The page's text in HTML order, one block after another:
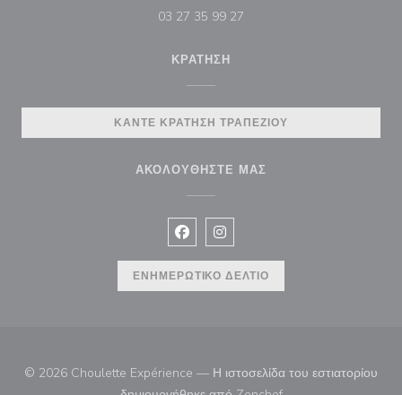
03 27 35 99 27
ΚΡΆΤΗΣΗ
ΚΆΝΤΕ ΚΡΆΤΗΣΗ ΤΡΑΠΕΖΙΟΎ
ΑΚΟΛΟΥΘΉΣΤΕ ΜΑΣ
Facebook ((ανοίγει σε νέο
Instagram ((ανοίγει σε νέο
ΕΝΗΜΕΡΩΤΙΚΌ ΔΕΛΤΊΟ
© 2026 Choulette Expérience — Η ιστοσελίδα του εστιατορίου